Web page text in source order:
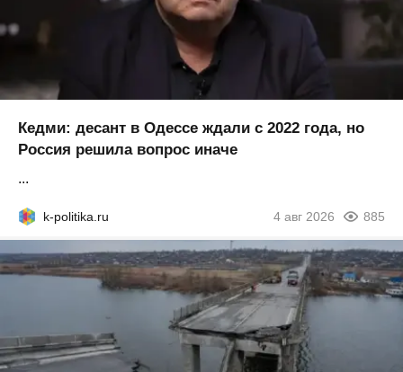
Кедми: десант в Одессе ждали с 2022 года, но
Россия решила вопрос иначе
...
k-politika.ru 4 авг 2026 885